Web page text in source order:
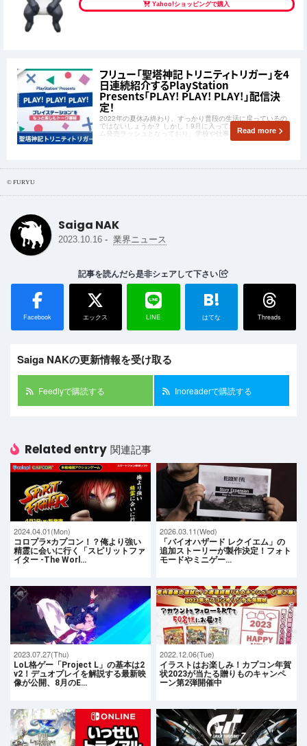
Yahoo!ショッピングで購入
フリュー「聖塔神記 トリニティトリガー」を4
日連続紹介するPlayStation
Presents「PLAY! PLAY! PLAY!」配信決
定！
2022年の夏休み終わり、すっかり普段の生活に戻っているの
ではないしょうか？ しかし！9月に入ってから話題の新作ゲー
ム発売ラッシュとなっており、学校や仕事を頑張りつつ日々大
好きなゲームにプレイするという幸せな時間を過ごしている人
Read more
© FURYU
Saiga NAK
2023.10.16 - 業界ニュース
記事を読んだら是非シェアして下さい
Facebook エックス LINE
B!
はてな Threads
Saiga NAKの更新情報を受け取る
Feedlyで購読する Inoreaderで購読する
Related entry 関連記事
2024.04.01(Mon)
コロプラ×カプコン！？俺より強い
精霊に会いに行く「スピリットファ
イター -The Worl…
2026.03.11(Wed)
「バイオハザード レクイエム」の
追加ストーリーが製作決定！フォト
モードやミニゲー…
2023.07.27(Thu)
LoL格ゲー「Project L」の基本は2
v2！デュオプレイを解説する最新映
像が公開、8月のE…
2022.12.06(Tue)
イラストはお楽しみ！カプコン年賀
状2023が当たる贈りものキャンペ
ーン第2弾開催中